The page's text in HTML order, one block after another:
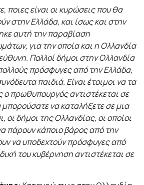
ποιες είναι οι κυρώσεις που θα
στην Ελλάδα, και ίσως και στην
αυτή την παραβίαση
για την οποία και η Ολλανδία
Πολλοί δήμοι στην Ολλανδία
πρόσφυγες από την Ελλάδα,
παιδιά. Είναι έτοιμοι να τα
ο πρωθυπουργός αντιστέκεται σε
να καταλήξετε σε μια
οι δήμοι της Ολλανδίας, οι οποίοι
πάρουν κάποιο βάρος από την
να υποδεχτούν πρόσφυγες από
του κυβέρνηση αντιστέκεται σε